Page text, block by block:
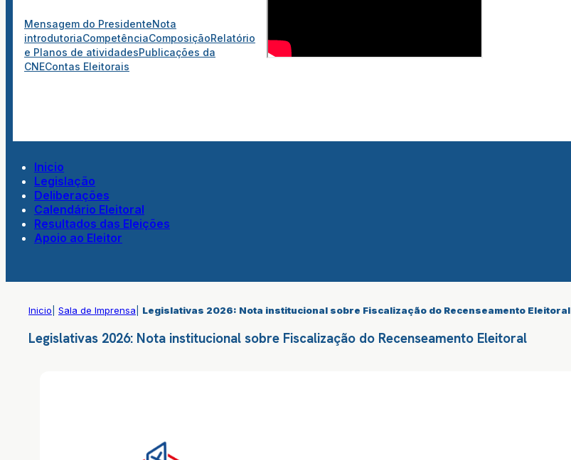
Mensagem do PresidenteNota
introdutoriaCompetênciaComposiçãoRelatório
e Planos de atividadesPublicações da
CNEContas Eleitorais
Inicio
Legislação
Deliberações
Calendário Eleitoral
Resultados das Eleições
Apoio ao Eleitor
Inicio Sala de Imprensa Legislativas 2026: Nota institucional sobre Fiscalização do Recenseamento Eleitoral
Legislativas 2026: Nota institucional sobre Fiscalização do Recenseamento Eleitoral